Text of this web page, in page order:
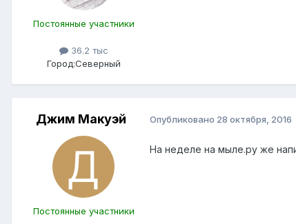
Постоянные участники
36.2 тыс
Город:Северный
Джим Макуэй
Постоянные участники
Опубликовано 28 октября, 2016
На неделе на мыле.ру же